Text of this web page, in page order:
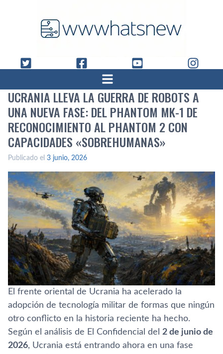
UCRANIA LLEVA LA GUERRA DE ROBOTS A
UNA NUEVA FASE: DEL PHANTOM MK-1 DE
RECONOCIMIENTO AL PHANTOM 2 CON
CAPACIDADES «SOBREHUMANAS»
Publicado el 3 junio, 2026
El frente oriental de Ucrania ha acelerado la
adopción de tecnología militar de formas que ningún
otro conflicto en la historia reciente ha hecho.
Según el análisis de El Confidencial del 2 de junio de
2026, Ucrania está entrando ahora en una fase